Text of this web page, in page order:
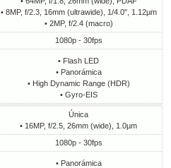
• 8MP, f/2.3, 16mm (ultrawide), 1/4.0", 1.12µm
• 2MP, f/2.4 (macro)
1080p - 30fps
• Flash LED
• Panorámica
• High Dynamic Range (HDR)
• Gyro-EIS
Única
• 16MP, f/2.5, 26mm (wide), 1.0µm
1080p - 30fps
• Panorámica